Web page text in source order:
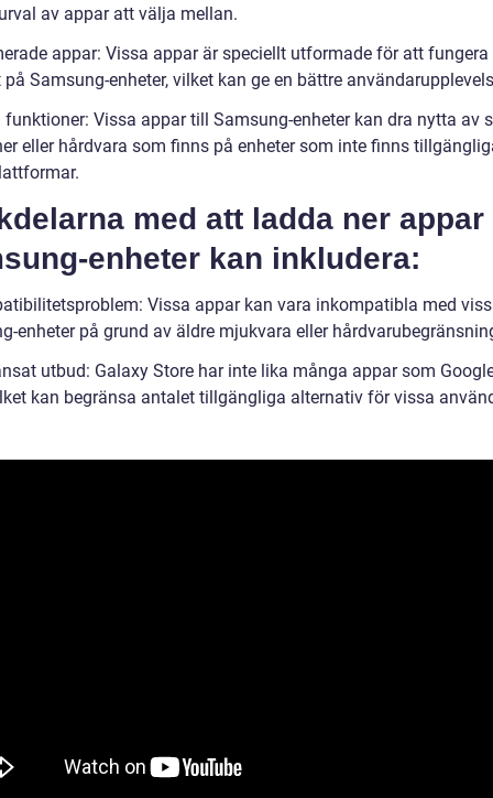
av appar att välja mellan.
appar: Vissa appar är speciellt utformade för att fungera
Samsung-enheter, vilket kan ge en bättre
funktioner: Vissa appar till Samsung-enheter kan dra nytta av
eller hårdvara som finns på enheter som inte finns
med att ladda ner
enheter kan inkludera:
Vissa appar kan vara inkompatibla med
enheter på grund av äldre mjukvara eller
utbud: Galaxy Store har inte lika många appar som
kan begränsa antalet tillgängliga alternativ för vissa